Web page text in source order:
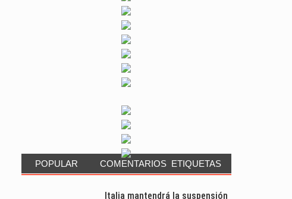
POPULAR COMENTARIOS ETIQUETAS
Italia mantendrá la suspensión